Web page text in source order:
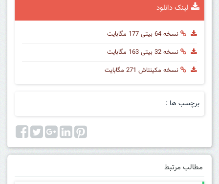
لینک دانلود
نسخه 64 بیتی 177 مگابایت
نسخه 32 بیتی 163 مگابایت
نسخه مکینتاش 271 مگابایت
برچسب ها :
مطالب مرتبط